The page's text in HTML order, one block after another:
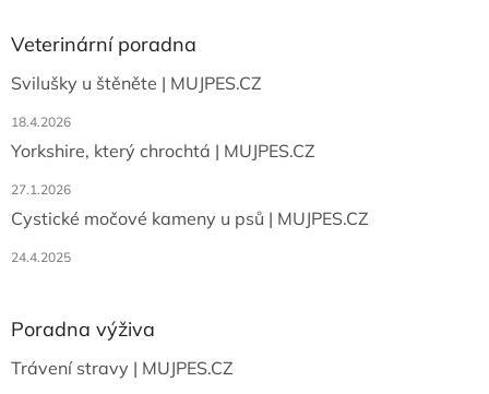
aVeterinární poradna
Svilušky u štěněte | MUJPES.CZ
18.4.2026
Yorkshire, který chrochtá | MUJPES.CZ
27.1.2026
Cystické močové kameny u psů | MUJPES.CZ
24.4.2025
Poradna výživa
Trávení stravy | MUJPES.CZ